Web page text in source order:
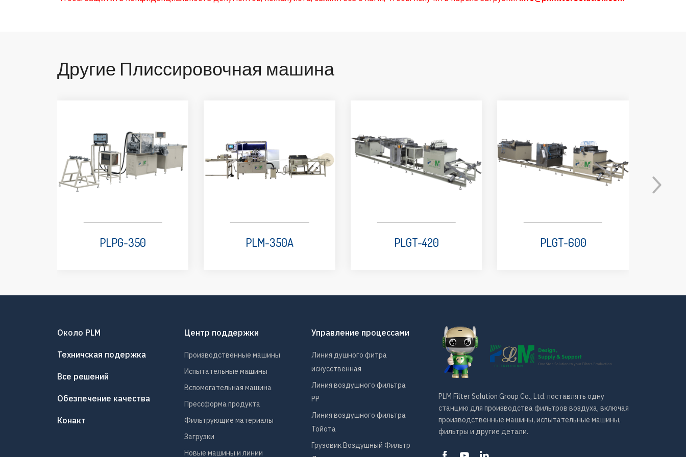
Другие Плиссировочная машина
PLPG-350 PLM-350A PLGT-420 PLGT-600
PLM Filter Solution Group Co., Ltd. поставлять одну
станцию для производства фильтров воздуха, включая
производственные машины, испытательные машины,
фильтры и другие детали.
Управление процессами
Линия душного фитра
искусственная
Линия воздушного фильтра
PP
Линия воздушного фильтра
Тойота
Грузовик Воздушный Фильтр
Центр поддержки
Производственные машины
Испытательные машины
Вспомогательная машина
Прессформа продукта
Фильтрующие материалы
Загрузки
Новые машины и линии
Около PLM
Техничская подержка
Все решений
Обезпечение качества
Конакт